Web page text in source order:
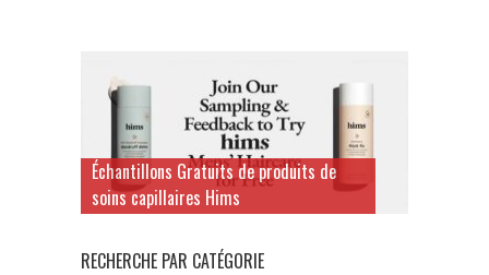
Échantillons Gratuits de produits de
soins capillaires Hims
RECHERCHE PAR CATÉGORIE